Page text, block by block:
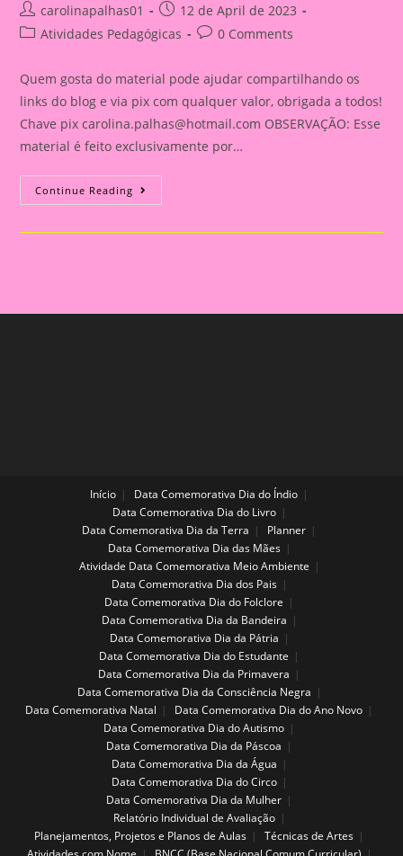
Post
author:
carolinapalhas01
Post
published:
12 de April de 2023
PostAtividades Pedagógicas
Post0 Comments
Quem gosta do material pode ajudar compartilhando os
links do blog e via pix com qualquer valor, obrigada a todos!
Chave pixcarolina.palhas@hotmail.com OBSERVAÇÃO: Esse
material é feito exclusivamente por…
Continue Reading Relatório
Individual
Avaliação
Início
Data Comemorativa Dia do Índio
Data Comemorativa Dia do Livro
Data Comemorativa Dia da Terra
Planner
Data Comemorativa Dia das Mães
Atividade Data Comemorativa Meio Ambiente
Data Comemorativa Dia dos Pais
Data Comemorativa Dia do Folclore
Data Comemorativa Dia da Bandeira
Data Comemorativa Dia da Pátria
Data Comemorativa Dia do Estudante
Data Comemorativa Dia da Primavera
Data Comemorativa Dia da Consciência Negra
Data Comemorativa Natal
Data Comemorativa Dia do Ano Novo
Data Comemorativa Dia do Autismo
Data Comemorativa Dia da Páscoa
Data Comemorativa Dia da Água
Data Comemorativa Dia do Circo
Data Comemorativa Dia da Mulher
Relatório Individual de Avaliação
Planejamentos, Projetos e Planos de Aulas
Técnicas de Artes